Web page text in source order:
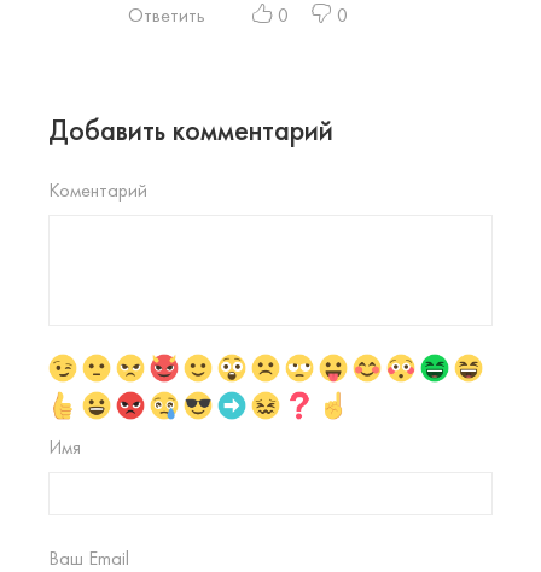
Ответить
0 0
Добавить комментарий
Коментарий
Имя
Ваш Email